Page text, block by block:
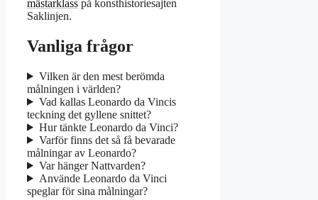
mästarklass på konsthistoriesajten
Saklinjen.
Vanliga frågor
Vilken är den mest berömda
målningen i världen?
Vad kallas Leonardo da Vincis
teckning det gyllene snittet?
Hur tänkte Leonardo da Vinci?
Varför finns det så få bevarade
målningar av Leonardo?
Var hänger Nattvarden?
Använde Leonardo da Vinci
speglar för sina målningar?